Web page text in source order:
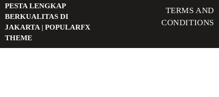
PESTA LENGKAP
BERKUALITAS DI
JAKARTA | POPULARFX
THEME
TERMS AND
CONDITIONS